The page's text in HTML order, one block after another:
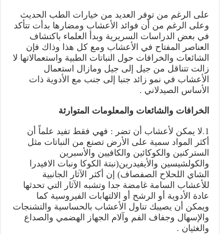
على الرغم من توفر العديد من خيارات الطب الحديث
وعلى الرغم من أن فوائد الأعشاب ومضارها بدأت تتأكد
في بعض الدراسات السريرية وبدأ العلماء باكتشاف
العناصر المفتاح في الأعشاب ومع كل هذا وذاك فإن
الشائعات والخرافات حول النباتات الطبية واستعمالاتها لا
زالت تتناقل من جيل إلى جيل ومازال استعمال
الأعشاب في نمو زائد جنبا إلى جنب مع الأدوية ذات
الأساس الصيدلاني .
الخرافات والشائعات والمعلومات المتوارثة
1.لا يمكن لأعشاب أن تضر : فهي فقط تفيد علماً أن
أكثر المواد سمية على الأرض تصنع من النباتات مثل
الستركنين والكوكائين والكافيين والأسبرين
والكولشيسين والأيفيدرين(نبتة الكوكا ونبات الافيدرا
الشاي اللحلاح الصفصاف) إن أكثر الآثار الجانبية
للأعشاب السامة غامضة جدا وتشبه الآثار التي تحدثها
عادة الأدوية أو الرشح أو الالتهابات الفيروسية كما
ويمكن أن يصيبك تناول الأعشاب بالحساسية والتشنجات
والإسهال وجفاف الفم وآلام الجهاز الهضمي والصداع
والغثيان .